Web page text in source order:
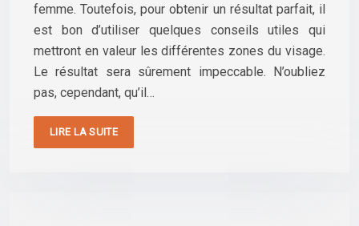
femme. Toutefois, pour obtenir un résultat parfait, il
est bon d’utiliser quelques conseils utiles qui
mettront en valeur les différentes zones du visage.
Le résultat sera sûrement impeccable. N’oubliez
pas, cependant, qu’il…
LIRE LA SUITE